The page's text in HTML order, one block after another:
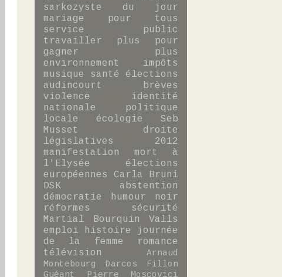
sarkozyste du jour
mariage pour tous
service public
travailler plus pour
gagner plus
environnement
impôts
musique
santé
élections
audincourt
brèves
violence
identité
nationale
politique
locale
écologie
Seb
Musset
droite
législatives 2012
manifestation
mort à
l'Elysée
élections
européennes
Carla Bruni
DSK
abstention
démocratie
humour noir
réformes
sécurité
Martial Bourquin
Valls
emploi
histoire
journée
de la femme
romance
télévision
Arnaud
Montebourg
Darcos
Fillon
Guéant
Pierre Moscovici